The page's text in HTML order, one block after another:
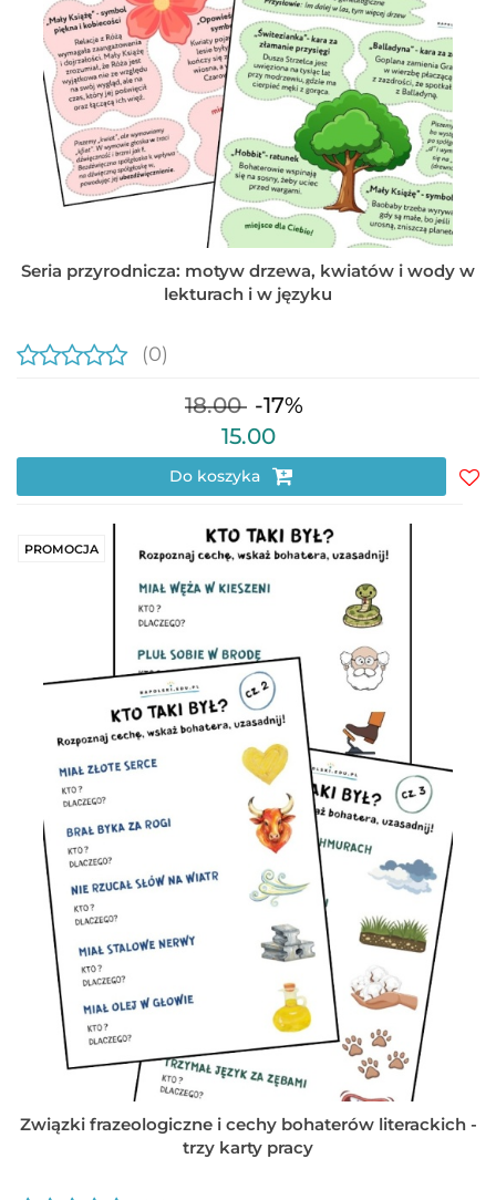
Seria przyrodnicza: motyw drzewa, kwiatów i wody w
lekturach i w języku
(0)
18.00 -17%
15.00
Do koszyka
PROMOCJA
Związki frazeologiczne i cechy bohaterów literackich -
trzy karty pracy